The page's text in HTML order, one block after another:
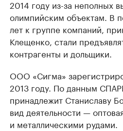
2014 году из-за неполных
олимпийским объектам. В
лет к группе компаний,
Клещенко, стали
контрагенты и дольщики.
ООО «Сигма»
2013 году. По данным
принадлежит Станиславу
вид деятельности —
и металлическими рудами.